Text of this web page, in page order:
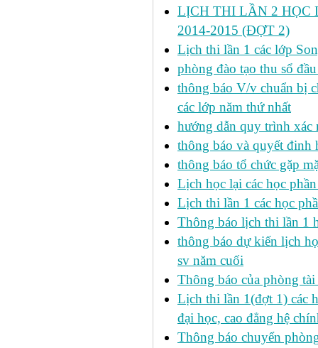
LỊCH THI LẦN 2
2014-2015 (ĐỢT 2)
Lịch thi lần 1 các lớp
phòng đào tạo thu sổ
thông báo V/v chuẩn bị
các lớp năm thứ nhất
hướng dẫn quy trình xác
thông báo và quyết đinh
thông báo tổ chức gặp
Lịch học lại các học
Lịch thi lần 1 các học
Thông báo lịch thi lần 1
thông báo dự kiến lịch
sv năm cuối
Thông báo của phòng
Lịch thi lần 1(đợt 1) các
đại học, cao đẳng hệ
Thông báo chuyển